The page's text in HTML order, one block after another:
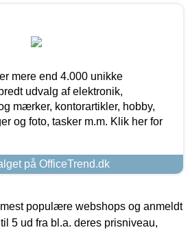
mere end 4.000 unikke
udvalg af elektronik,
mærker, kontorartikler, hobby,
og foto, tasker m.m. Klik her for
på OfficeTrend.dk
populære webshops og anmeldt
5 ud fra bl.a. deres prisniveau,